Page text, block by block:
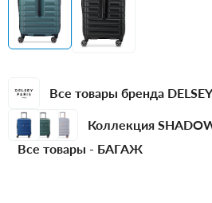
Все товары бренда DELSEY
Коллекция
Все товары - БАГАЖ